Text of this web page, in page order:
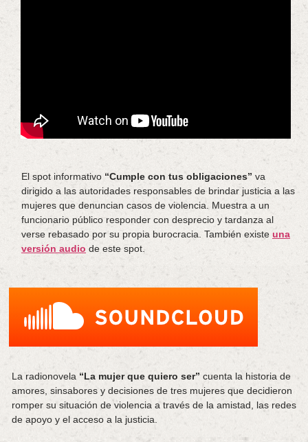
El spot informativo “Cumple con tus obligaciones” va
dirigido a las autoridades responsables de brindar justicia a las
mujeres que denuncian casos de violencia. Muestra a un
funcionario público responder con desprecio y tardanza al
verse rebasado por su propia burocracia. También existe una
versión audio de este spot.
La radionovela “La mujer que quiero ser” cuenta la historia de
amores, sinsabores y decisiones de tres mujeres que decidieron
romper su situación de violencia a través de la amistad, las redes
de apoyo y el acceso a la justicia.